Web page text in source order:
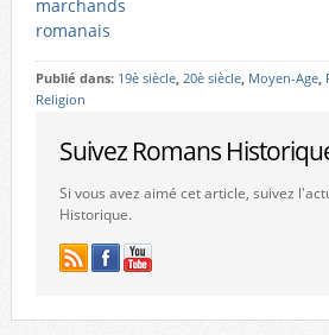
marchands
romanais
Publié dans: 19è siècle, 20è siècle, Moyen-Age,
Religion
Suivez Romans
Si vous avez aimé cet article, suivez
Historique.